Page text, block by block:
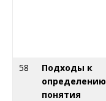
58
Подходы к
определению
понятия